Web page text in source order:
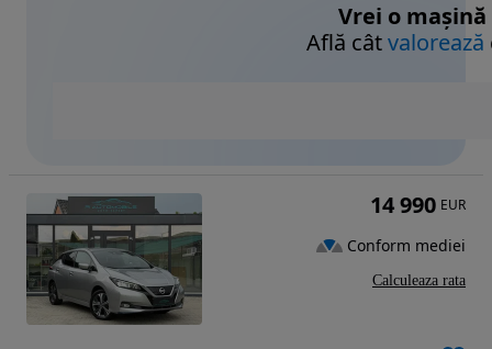
Vrei o mașină
Află câtvalorează
14 990 EUR
Conform mediei
Calculeaza rata